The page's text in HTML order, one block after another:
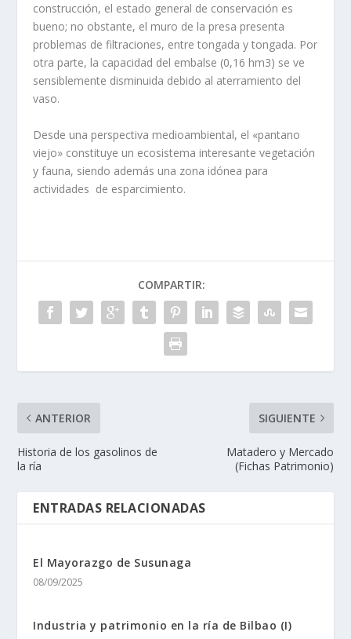
construcción, el estado general de conservación es
bueno; no obstante, el muro de la presa presenta
problemas de filtraciones, entre tongada y tongada. Por
otra parte, la capacidad del embalse (0,16 hm3) se ve
sensiblemente disminuida debido al aterramiento del
vaso.
Desde una perspectiva medioambiental, el «pantano
viejo» constituye un ecosistema interesante vegetación
y fauna, siendo además una zona idónea para
actividades de esparcimiento.
COMPARTIR:
ANTERIOR
Historia de los gasolinos de
la ría
SIGUIENTE
Matadero y Mercado
(Fichas Patrimonio)
ENTRADAS RELACIONADAS
El Mayorazgo de Susunaga
08/09/2025
Industria y patrimonio en la rí­a de Bilbao (I)